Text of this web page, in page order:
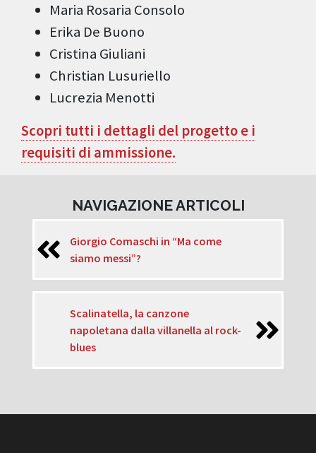
Maria Rosaria Consolo
Erika De Buono
Cristina Giuliani
Christian Lusuriello
Lucrezia Menotti
Scopri tutti i dettagli del progetto e i
requisiti di ammissione.
NAVIGAZIONE ARTICOLI
Giorgio Comaschi in “Ma come
siamo messi”?
Scalinatella, la canzone
napoletana dalla villanella al rock-
blues